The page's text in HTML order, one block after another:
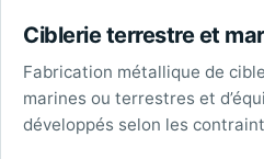
Ciblerie terrestre et
Fabrication métallique de
marines ou terrestres et
développés selon les